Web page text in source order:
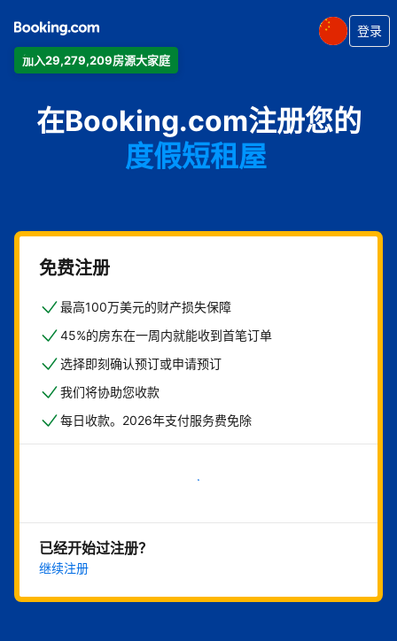
加入29,279,209房源大家庭
登录
在Booking.com注册您的
公寓
酒店
度假短租屋
住宿加早餐旅馆
免费注册
最高100万美元的财产损失保障
45%的房东在一周内就能收到首笔订单
选择即刻确认预订或申请预订
我们将协助您收款
每日收款。2026年支付服务费免除
立即开始
已经开始过注册？
继续注册